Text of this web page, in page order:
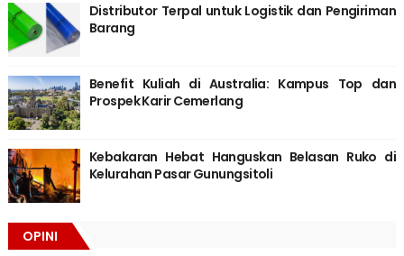
Distributor Terpal untuk Logistik dan Pengiriman
Barang
Benefit Kuliah di Australia: Kampus Top dan
Prospek Karir Cemerlang
Kebakaran Hebat Hanguskan Belasan Ruko di
Kelurahan Pasar Gunungsitoli
OPINI